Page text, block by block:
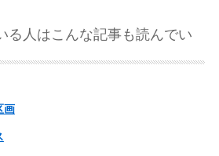
る人はこんな記事も読んでい
画